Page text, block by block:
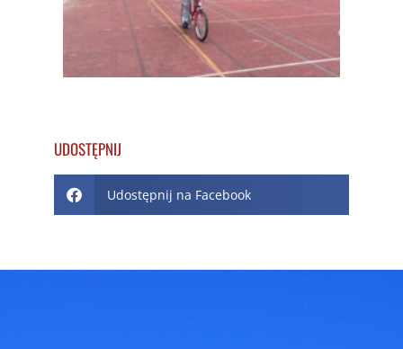
UDOSTĘPNIJ
Udostępnij na Facebook